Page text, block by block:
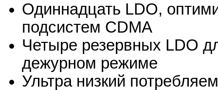
Одиннадцать LDO,
подсистем CDMA
Четыре резервных LDO
дежурном режиме
Ультра низкий